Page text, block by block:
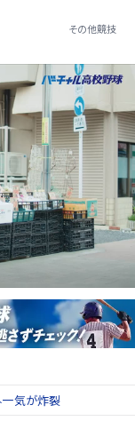
その他競技
一気が炸裂